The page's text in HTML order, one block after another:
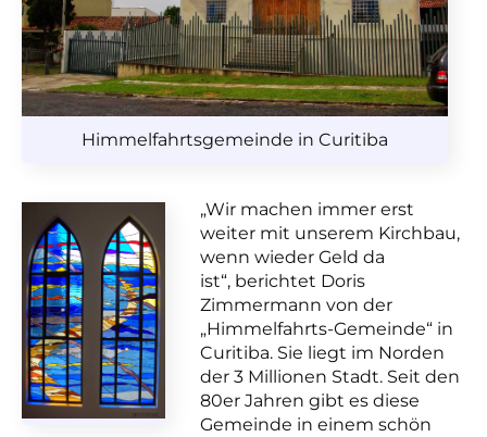
Himmelfahrtsgemeinde in Curitiba
„Wir machen immer erst
weiter mit unserem Kirchbau,
wenn wieder Geld da
ist“, berichtet Doris
Zimmermann von der
„Himmelfahrts-Gemeinde“ in
Curitiba. Sie liegt im Norden
der 3 Millionen Stadt. Seit den
80er Jahren gibt es diese
Gemeinde in einem schön